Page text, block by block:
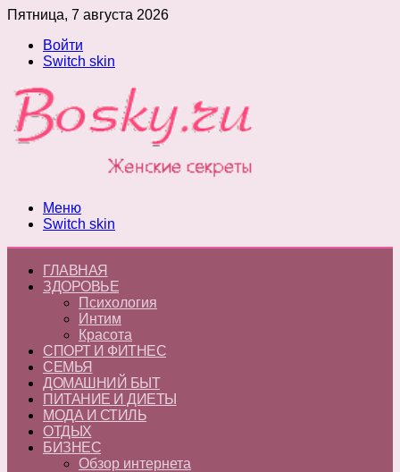
Пятница, 7 августа 2026
Войти
Switch skin
Меню
Switch skin
ГЛАВНАЯ
ЗДОРОВЬЕ
Психология
Интим
Красота
СПОРТ И ФИТНЕС
СЕМЬЯ
ДОМАШНИЙ БЫТ
ПИТАНИЕ И ДИЕТЫ
МОДА И СТИЛЬ
ОТДЫХ
БИЗНЕС
Обзор интернета